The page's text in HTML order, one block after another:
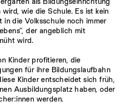
wie die Schule. Es ist kein
in die Volksschule noch immer
der angeblich mit
wird.
Kinder profitieren, die
für ihre Bildungslaufbahn
Kinder entscheidet sich früh,
Ausbildungsplatz haben, oder
werden.